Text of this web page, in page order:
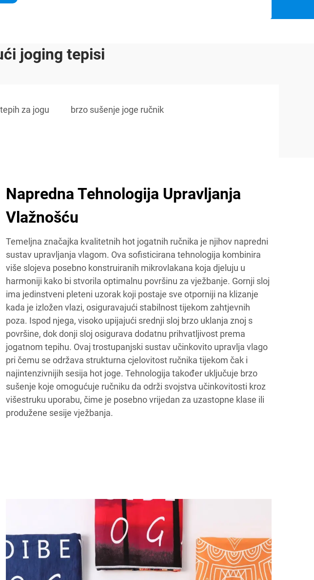
joging tepisi
za jogu brzo sušenje joge ručnik
Napredna Tehnologija Upravljanja
Vlažnošću
Temeljna značajka kvalitetnih hot jogatnih ručnika je njihov napredni
sustav upravljanja vlagom. Ova sofisticirana tehnologija kombinira
više slojeva posebno konstruiranih mikrovlakana koja djeluju u
harmoniji kako bi stvorila optimalnu površinu za vježbanje. Gornji sloj
ima jedinstveni pleteni uzorak koji postaje sve otporniji na klizanje
kada je izložen vlazi, osiguravajući stabilnost tijekom zahtjevnih
poza. Ispod njega, visoko upijajući srednji sloj brzo uklanja znoj s
površine, dok donji sloj osigurava dodatnu prihvatljivost prema
jogatnom tepihu. Ovaj trostupanjski sustav učinkovito upravlja vlago
pri čemu se održava strukturna cjelovitost ručnika tijekom čak i
najintenzivnijih sesija hot joge. Tehnologija također uključuje brzo
sušenje koje omogućuje ručniku da održi svojstva učinkovitosti kroz
višestruku uporabu, čime je posebno vrijedan za uzastopne klase ili
produžene sesije vježbanja.